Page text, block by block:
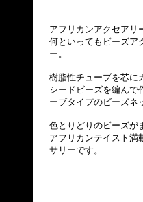
アフリカンアクセアリ
何といってもビーズア
ー。
樹脂性チューブを芯に
シードビーズを編んで
ーブタイプのビーズネ
色とりどりのビーズが
アフリカンテイスト満
サリーです。